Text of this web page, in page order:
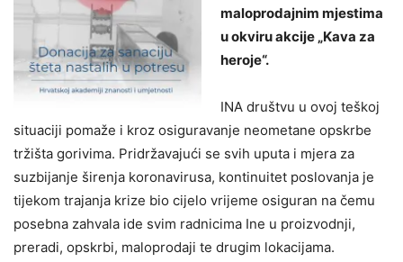
maloprodajnim mjestima
u okviru akcije „Kava za
heroje“.
INA društvu u ovoj teškoj
situaciji pomaže i kroz osiguravanje neometane opskrbe
tržišta gorivima. Pridržavajući se svih uputa i mjera za
suzbijanje širenja koronavirusa, kontinuitet poslovanja je
tijekom trajanja krize bio cijelo vrijeme osiguran na čemu
posebna zahvala ide svim radnicima Ine u proizvodnji,
preradi, opskrbi, maloprodaji te drugim lokacijama.